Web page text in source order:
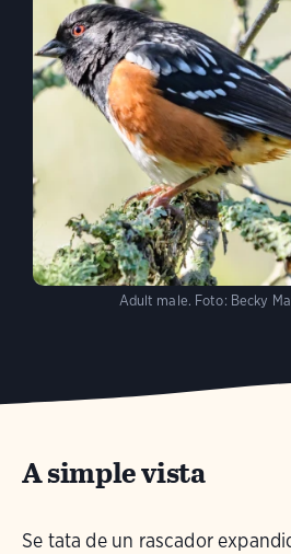
Adult male. Foto: Becky
A simple vista
Se tata de un rascador